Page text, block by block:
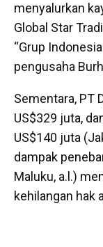
menyalurkan
Global Star
“Grup
pengusaha
Sementara, PT
US$329 juta,
US$140 juta
dampak
Maluku, a.l.)
kehilangan hak